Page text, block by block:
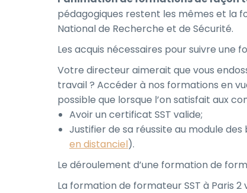
pédagogiques restent les mêmes et la
National de Recherche et de Sécurité.
Les acquis nécessaires pour suivre une
Votre directeur aimerait que vous
travail ? Accéder à nos formations en
possible que lorsque l’on satisfait aux
Avoir un certificat SST valide;
Justifier de sa réussite au module des
en distanciel).
Le déroulement d’une formation de
La formation de formateur SST à Paris